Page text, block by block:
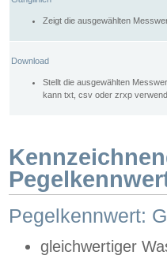
Zeigt die ausgewählten
Download
Stellt die ausgewählten
kann txt, csv oder zrxp
Pegelkennwert:
gleichwertiger